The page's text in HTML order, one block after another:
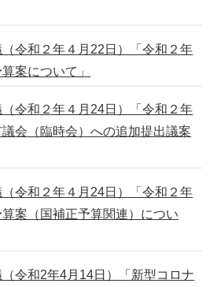
令和２年４月22日）「令和２年
案について」
令和２年４月24日）「令和２年
会（臨時会）への追加提出議案
令和２年４月24日）「令和２年
案（国補正予算関連）につい
令和2年4月14日）「新型コロナ